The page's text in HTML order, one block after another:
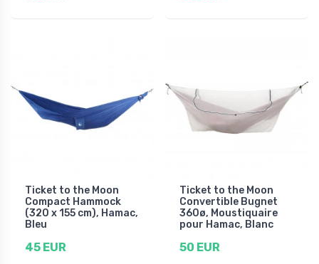
Ticket to the Moon
Compact Hammock
(320 x 155 cm), Hamac,
Bleu
45 EUR
Ticket to the Moon
Convertible Bugnet
360ø, Moustiquaire
pour Hamac, Blanc
50 EUR